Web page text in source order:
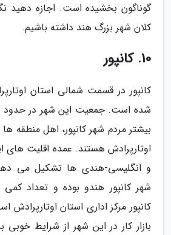
گوناگون بخشیده است. اجازه دهید
کلان شهر بزرگ هند داشته باشیم.
10. کانپور
کانپور در قسمت شمالی استان
بیشتر مردم شهر کانپور، اهل منطقه
اوتارپرادش هستند. عمده اقلیت های
و انگلیسی-هندی ها تشکیل می
شهر کانپور هندو بوده و تعداد
کانپور مرکز اداری استان
بازار کار در این شهر از شرایط خوبی